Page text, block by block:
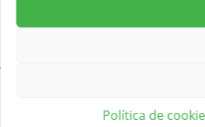
Política de